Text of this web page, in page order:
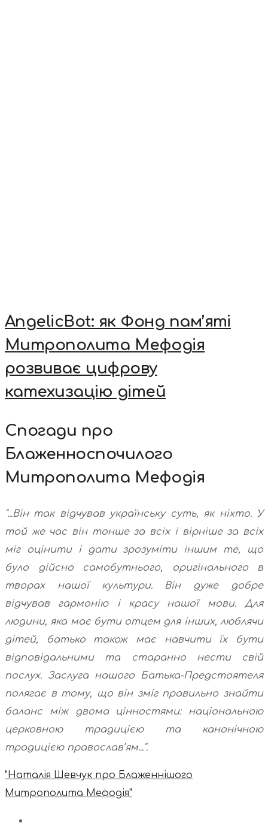
AngelicBot: як Фонд пам’яті
Митрополита Мефодія
розвиває цифрову
катехизацію дітей
Спогади про
Блаженноспочилого
Митрополита Мефодія
"...Він так відчував українську суть, як ніхто. У
той же час він тонше за всіх і вірніше за всіх
міг оцінити і дати зрозуміти іншим те, що
було дійсно самобутнього, оригінального в
творах нашої культури. Він дуже добре
відчував гармонію і красу нашої мови. Для
людини, яка має бути отцем для інших, люблячи
дітей, батько також має навчити їх бути
відповідальними та старанно нести свій
послух. Заслуга нашого Батька-Предстоятеля
полягає в тому, що він зміг правильно знайти
баланс між двома цінностями: національною
церковною традицією та канонічною
традицією православ’ям...".
"Наталія Шевчук про Блаженнішого
Митрополита Мефодія"